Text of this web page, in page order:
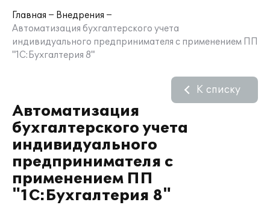
Главная
Внедрения
Автоматизация бухгалтерского учета
индивидуального предпринимателя с применением ПП
"1С:Бухгалтерия 8"
Автоматизация
бухгалтерского учета
индивидуального
предпринимателя с
применением ПП
"1С:Бухгалтерия 8"
К списку